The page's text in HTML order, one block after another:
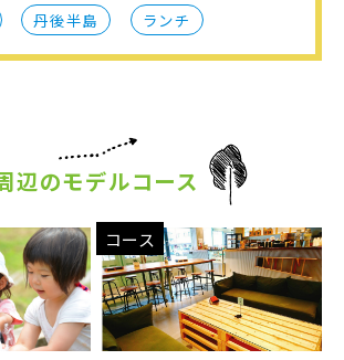
丹後半島 ランチ
辺のモデルコース
コース